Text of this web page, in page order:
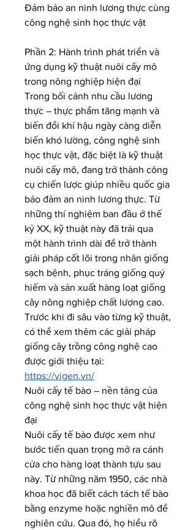
Đảm bảo an ninh lương thực cùng
công nghệ sinh học thực vật
Phần 2: Hành trình phát triển và
ứng dụng kỹ thuật nuôi cấy mô
trong nông nghiệp hiện đại
Trong bối cảnh nhu cầu lương
thực – thực phẩm tăng mạnh và
biến đổi khí hậu ngày càng diễn
biến khó lường, công nghệ sinh
học thực vật, đặc biệt là kỹ thuật
nuôi cấy mô, đang trở thành công
cụ chiến lược giúp nhiều quốc gia
bảo đảm an ninh lương thực. Từ
những thí nghiệm ban đầu ở thế
kỷ XX, kỹ thuật này đã trải qua
một hành trình dài để trở thành
giải pháp cốt lõi trong nhân giống
sạch bệnh, phục tráng giống quý
hiếm và sản xuất hàng loạt giống
cây nông nghiệp chất lượng cao.
Trước khi đi sâu vào từng kỹ thuật,
có thể xem thêm các giải pháp
giống cây trồng công nghệ cao
được giới thiệu tại:
https://vigen.vn/
Nuôi cấy tế bào – nền tảng của
công nghệ sinh học thực vật hiện
đại
Nuôi cấy tế bào được xem như
bước tiến quan trọng mở ra cánh
cửa cho hàng loạt thành tựu sau
này. Từ những năm 1950, các nhà
khoa học đã biết cách tách tế bào
bằng enzyme hoặc nghiền mô để
nghiên cứu. Qua đó, họ hiểu rõ